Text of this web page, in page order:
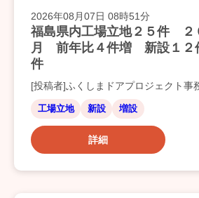
2026年08月07日 08時51分
福島県内工場立地２５件 ２
月 前年比４件増 新設１２
件
[投稿者]ふくしまドアプロジェクト事
工場立地 新設 増設
詳細